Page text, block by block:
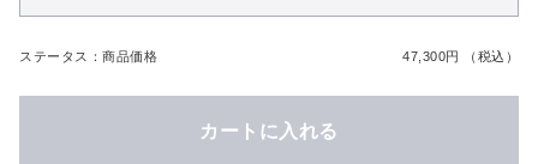
ステータス：商品価格 47,300円 （税込）
カートに入れる